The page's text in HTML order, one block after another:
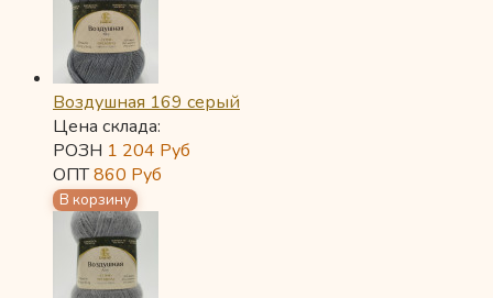
Воздушная 169 серый
Цена склада:
РОЗН 1 204 Руб
ОПТ860 Руб